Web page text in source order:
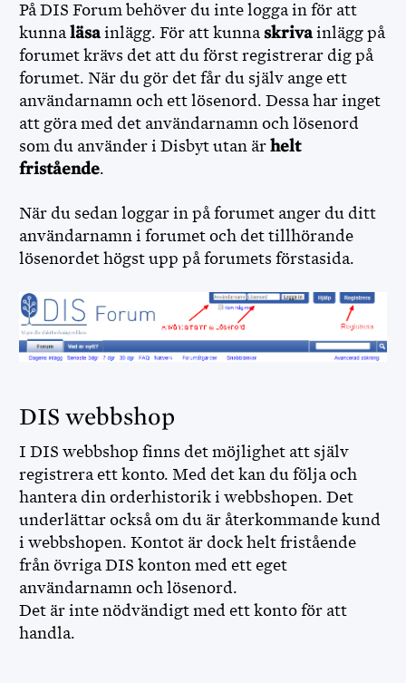
På DIS Forum behöver du inte logga in för att
kunna läsainlägg. För att kunna skrivainlägg på
forumet krävs det att du först registrerar dig på
forumet. När du gör det får du själv ange ett
användarnamn och ett lösenord. Dessa har inget
att göra med det användarnamn och lösenord
som du använder i Disbyt utan är helt
fristående.
När du sedan loggar in på forumet anger du ditt
användarnamn i forumet och det tillhörande
lösenordet högst upp på forumets förstasida.
DIS webbshop
I DIS webbshop finns det möjlighet att själv
registrera ett konto. Med det kan du följa och
hantera din orderhistorik i webbshopen. Det
underlättar också om du är återkommande kund
i webbshopen. Kontot är dock helt fristående
från övriga DIS konton med ett eget
användarnamn och lösenord.
Det är inte nödvändigt med ett konto för att
handla.